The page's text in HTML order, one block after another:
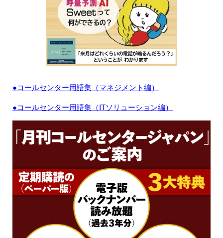
●コールセンター用語集（マネジメント編）
●コールセンター用語集（ITソリューション編）